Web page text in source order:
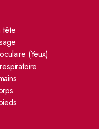
tête
(Yeux)